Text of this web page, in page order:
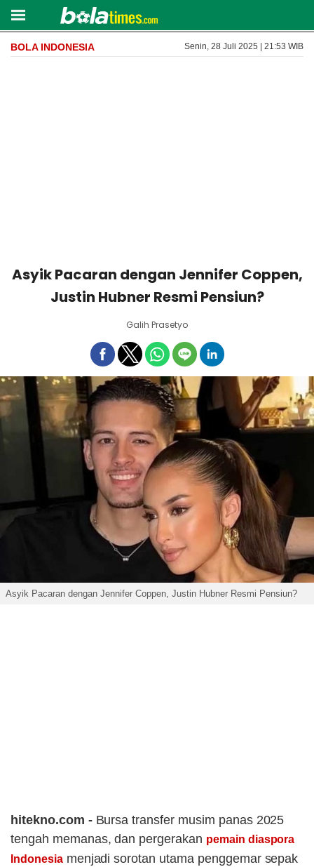
BOLA INDONESIA Senin, 28 Juli 2025 | 21:53 WIB
Asyik Pacaran dengan Jennifer Coppen,
Justin Hubner Resmi Pensiun?
Galih Prasetyo
Asyik Pacaran dengan Jennifer Coppen, Justin Hubner Resmi Pensiun?
hitekno.com - Bursa transfer musim panas 2025
tengah memanas, dan pergerakan pemain diaspora
Indonesiamenjadi sorotan utama penggemar sepak